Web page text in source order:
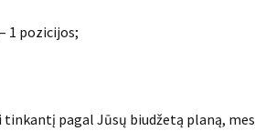
1 pozicijos;
pagal Jūsų biudžetą planą, mes